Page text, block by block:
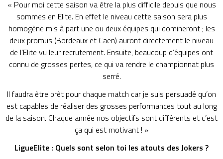
« Pour moi cette saison va être la plus difficile depuis que nous
sommes en Elite. En effet le niveau cette saison sera plus
homogène mis à part une ou deux équipes qui domineront ; les
deux promus (Bordeaux et Caen) auront directement le niveau
de l’Elite vu leur recrutement. Ensuite, beaucoup d’équipes ont
connu de grosses pertes, ce qui va rendre le championnat plus
serré.
Il faudra être prêt pour chaque match car je suis persuadé qu’on
est capables de réaliser des grosses performances tout au long
de la saison. Chaque année nos objectifs sont différents et c’est
ça qui est motivant ! »
LigueElite : Quels sont selon toi les atouts des Jokers ?